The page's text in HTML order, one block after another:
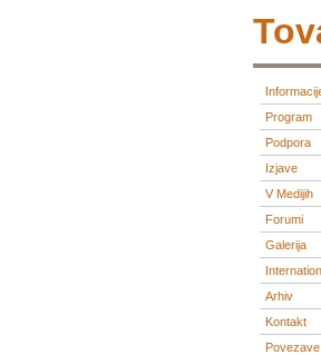
Program
Podpora
Izjave
V Medijih
Forumi
Galerija
Arhiv
Kontakt
Povezave